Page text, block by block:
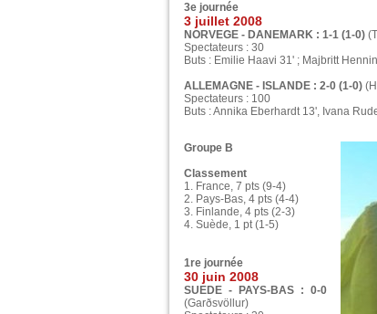
3e journée
3 juillet 2008
NORVEGE - DANEMARK : 1-1 (1-0)
Spectateurs : 30
Buts : Emilie Haavi 31' ; Majbritt
ALLEMAGNE - ISLANDE : 2-0 (1-0)
Spectateurs : 100
Buts : Annika Eberhardt 13', Ivana
Groupe B
Classement
1. France, 7 pts (9-4)
2. Pays-Bas, 4 pts (4-4)
3. Finlande, 4 pts (2-3)
4. Suède, 1 pt (1-5)
1re journée
30 juin 2008
SUEDE - PAYS-BAS : 0-0
(Garðsvöllur)